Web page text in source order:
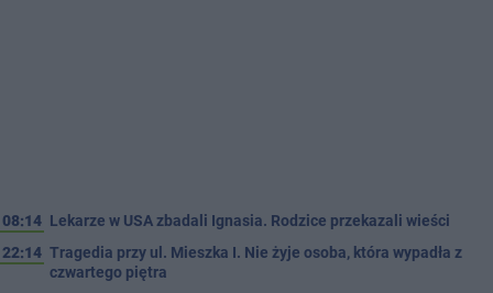
08:14 Lekarze w USA zbadali Ignasia. Rodzice przekazali wieści
22:14 Tragedia przy ul. Mieszka I. Nie żyje osoba, która wypadła z
czwartego piętra